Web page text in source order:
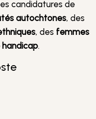
candidatures de
autochtones, des
, des femmes
.